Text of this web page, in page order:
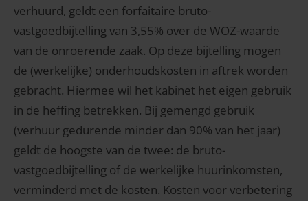
verhuurd, geldt een forfaitaire bruto-
vastgoedbijtelling van 3,55% over de WOZ-waarde
van de onroerende zaak. Op deze bijtelling mogen
de (werkelijke) onderhoudskosten in aftrek worden
gebracht. Hiermee wil het kabinet het eigen gebruik
in de heffing betrekken. Bij gemengd gebruik
(verhuur gedurende minder dan 90% van het jaar)
geldt de hoogste van de twee: de bruto-
vastgoedbijtelling of de werkelijke huurinkomsten,
verminderd met de kosten. Kosten voor verbetering